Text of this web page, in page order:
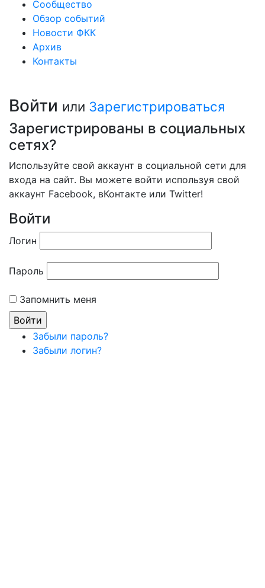
Сообщество
Обзор событий
Новости ФКК
Архив
Контакты
Войти или Зарегистрироваться
Зарегистрированы в социальных
сетях?
Используйте свой аккаунт в социальной сети для
входа на сайт. Вы можете войти используя свой
аккаунт Facebook, вКонтакте или Twitter!
Войти
Логин
Пароль
Запомнить меня
Забыли пароль?
Забыли логин?